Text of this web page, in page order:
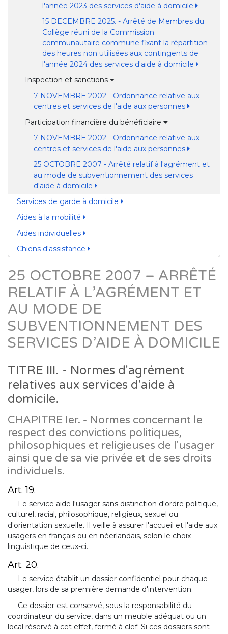
l'année 2023 des services d'aide à domicile
15 DECEMBRE 2025. - Arrêté de Membres du
Collège réuni de la Commission
communautaire commune fixant la répartition
des heures non utilisées aux contingents de
l'année 2024 des services d'aide à domicile
Inspection et sanctions
7 NOVEMBRE 2002 - Ordonnance relative aux
centres et services de l'aide aux personnes
Participation financière du bénéficiaire
7 NOVEMBRE 2002 - Ordonnance relative aux
centres et services de l'aide aux personnes
25 OCTOBRE 2007 - Arrêté relatif à l'agrément et
au mode de subventionnement des services
d'aide à domicile
Services de garde à domicile
Aides à la mobilité
Aides individuelles
Chiens d'assistance
25 OCTOBRE 2007 – ARRÊTÉ
RELATIF À L’AGRÉMENT ET
AU MODE DE
SUBVENTIONNEMENT DES
SERVICES D’AIDE À DOMICILE
TITRE III. - Normes d'agrément
relatives aux services d'aide à
domicile.
CHAPITRE Ier. - Normes concernant le
respect des convictions politiques,
philosophiques et religieuses de l'usager
ainsi que de sa vie privée et de ses droits
individuels.
Art. 19.
Le service aide l'usager sans distinction d'ordre politique,
culturel, racial, philosophique, religieux, sexuel ou
d'orientation sexuelle. Il veille à assurer l'accueil et l'aide aux
usagers en français ou en néerlandais, selon le choix
linguistique de ceux-ci.
Art. 20.
Le service établit un dossier confidentiel pour chaque
usager, lors de sa première demande d'intervention.
Ce dossier est conservé, sous la responsabilité du
coordinateur du service, dans un meuble adéquat ou un
local réservé à cet effet, fermé à clef. Si ces dossiers sont